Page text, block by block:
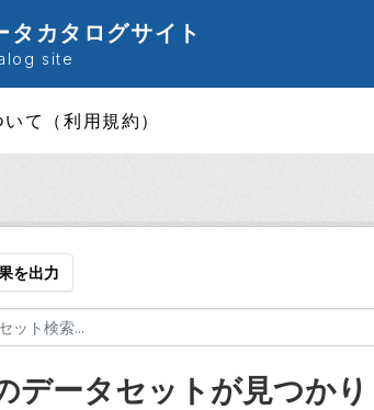
カタログサイト
site
て（利用規約）
を出力
データセットが見つか